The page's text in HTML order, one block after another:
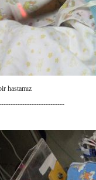
hastamız